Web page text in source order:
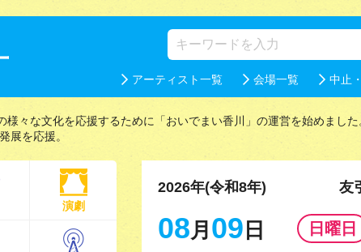
アーティスト一覧 会場一覧 中止
々な文化を応援するために「おいでまい香川」の運営を始めました
展を応援。
演劇
2026年(令和8年) 友引
08月 09 日 日曜日